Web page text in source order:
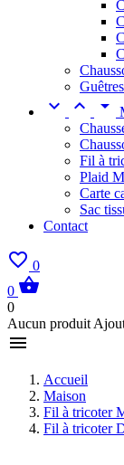
  
Fil à
Plaid
Carte
Sac
Contact
 0
0 
0
Aucun produit

Accueil
Maison
Fil à tricoter
Fil à tricoter